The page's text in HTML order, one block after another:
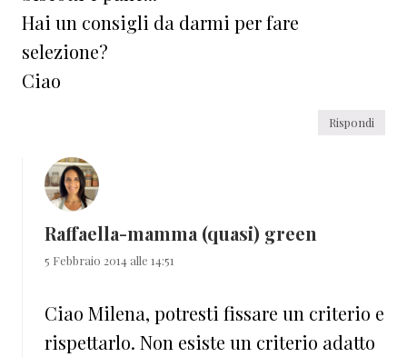
Hai un consigli da darmi per fare
selezione?
Ciao
Rispondi
Raffaella-mamma (quasi) green
5 Febbraio 2014 alle 14:51
Ciao Milena, potresti fissare un criterio e
rispettarlo. Non esiste un criterio adatto